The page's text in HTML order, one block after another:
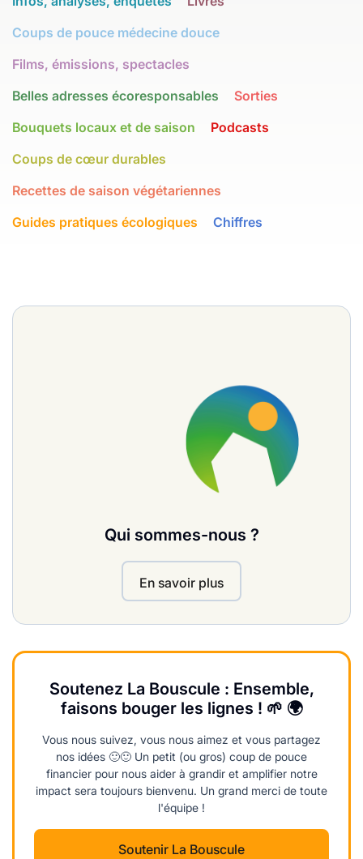
Coups de pouce médecine douce
Films, émissions, spectacles
Belles adresses écoresponsables
Sorties
Bouquets locaux et de saison
Podcasts
Coups de cœur durables
Recettes de saison végétariennes
Guides pratiques écologiques
Chiffres
Qui sommes-nous ?
En savoir plus
Soutenez La Bouscule : Ensemble,
faisons bouger les lignes ! 🌱 🌍
Vous nous suivez, vous nous aimez et vous partagez
nos idées 🙂🙂 Un petit (ou gros) coup de pouce
financier pour nous aider à grandir et amplifier notre
impact sera toujours bienvenu. Un grand merci de toute
l'équipe !
Soutenir La Bouscule